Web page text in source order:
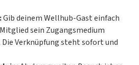
Gib deinem Wellhub-Gast einfach
sein Zugangsmedium
Die Verknüpfung steht sofort und